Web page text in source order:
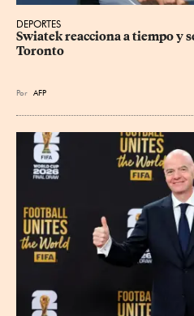
DEPORTES
Swiatek reacciona a tiempo y
Toronto
Por AFP